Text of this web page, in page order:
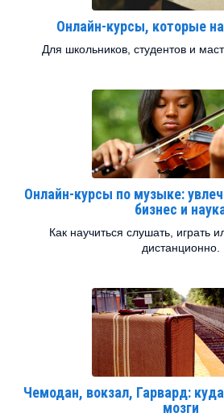
Онлайн-курсы, которые
Для школьников, студентов и
Онлайн-курсы по музыке:
бизнес и
Как научиться слушать, играть
дистанционно.
Чемодан, вокзал, Гарвард:
мозги